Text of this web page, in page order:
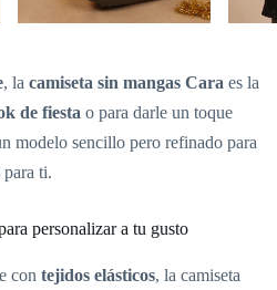
, la camiseta sin mangas Cara es la
de fiesta o para darle un toque
modelo sencillo pero refinado para
para ti.
personalizar a tu gusto
con tejidos elásticos, la camiseta